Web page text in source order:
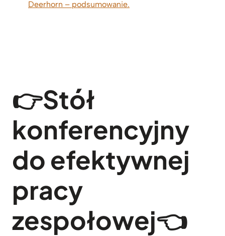
Deerhorn – podsumowanie.
👉Stół
konferencyjny
do efektywnej
pracy
zespołowej👈